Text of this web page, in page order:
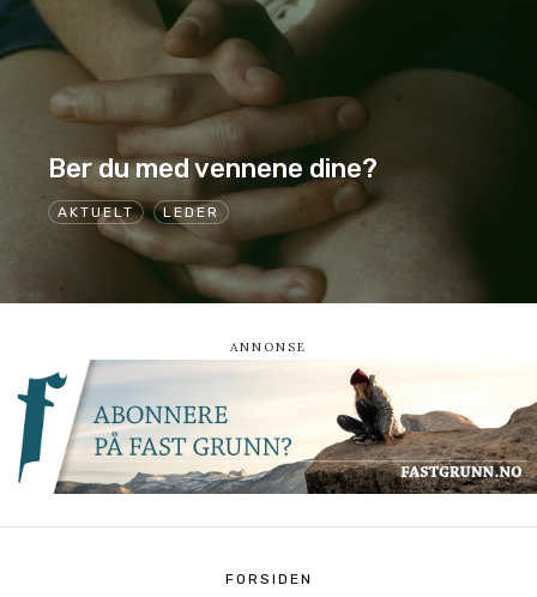
AKTUELT LEDER
Ber du med vennene dine?
FORSIDEN